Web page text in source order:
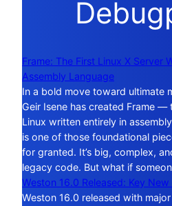
Frame: The First Linux X Server
Assembly Language
In a bold move toward ultimate
Geir Isene has created Frame —
Linux written entirely in
is one of those foundational
for granted. It’s big, complex,
legacy code. But what if
Weston 16.0 Released: Key New
Weston 16.0 released with